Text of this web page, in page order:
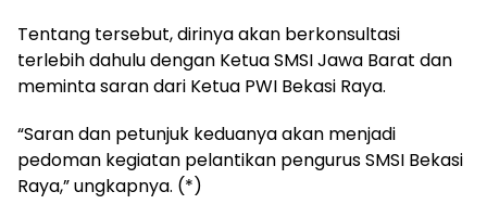
Tentang tersebut, dirinya akan berkonsultasi
terlebih dahulu dengan Ketua SMSI Jawa Barat dan
meminta saran dari Ketua PWI Bekasi Raya.
“Saran dan petunjuk keduanya akan menjadi
pedoman kegiatan pelantikan pengurus SMSI Bekasi
Raya,” ungkapnya. (*)